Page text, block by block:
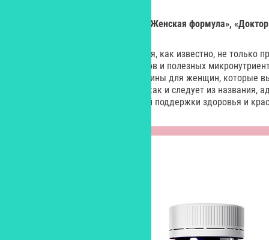
Мультивитамины для женщин «Женская формула»,
Красота изнутри поддерживается, как известно, не только
полноценным набором витаминов и полезных
напитками и едой. Мультивитамины для женщин, которые
производитель «Доктор Море», как и следует из названия,
предназначены для ежедневной поддержки здоровья и